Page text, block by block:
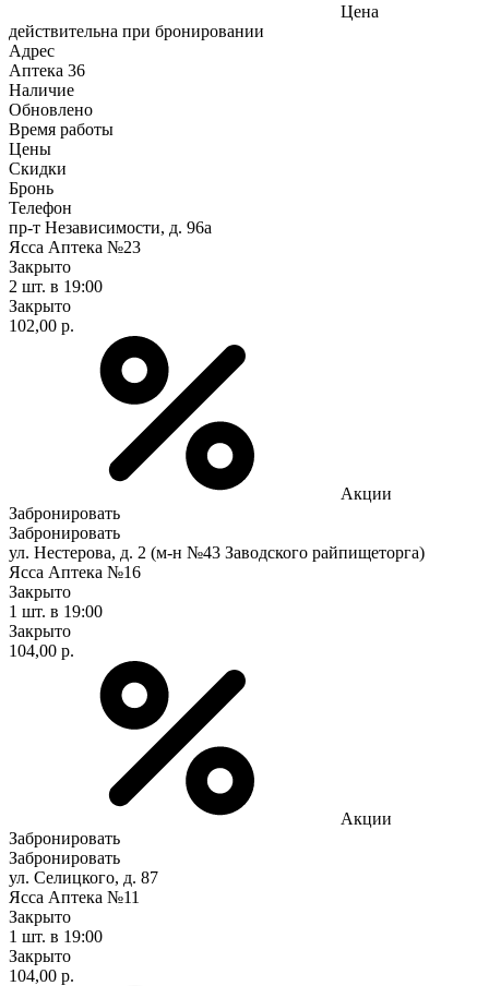
Цена
действительна при бронировании
Адрес
Аптека 36
Наличие
Обновлено
Время работы
Цены
Скидки
Бронь
Телефон
пр-т Независимости, д. 96а
Ясса Аптека №23
Закрыто
2 шт. в 19:00
Закрыто
102,00 р.
Акции
Забронировать
Забронировать
ул. Нестерова, д. 2 (м-н №43 Заводского райпищеторга)
Ясса Аптека №16
Закрыто
1 шт. в 19:00
Закрыто
104,00 р.
Акции
Забронировать
Забронировать
ул. Селицкого, д. 87
Ясса Аптека №11
Закрыто
1 шт. в 19:00
Закрыто
104,00 р.